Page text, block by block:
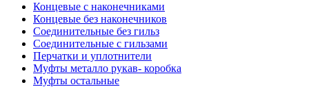
Концевые с наконечниками
Концевые без наконечников
Соединительные без гильз
Соединительные с гильзами
Перчатки и уплотнители
Муфты металло рукав- коробка
Муфты остальные